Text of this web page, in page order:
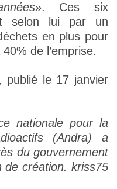
». Ces six
selon lui par un
en plus pour
de l’emprise.
publié le 17 janvier
nationale pour la
(Andra) a
du gouvernement
de création. kriss75